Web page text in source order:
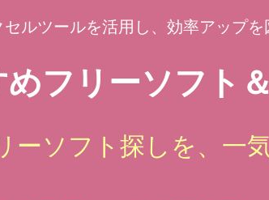
ルツールを活用し、効率アップ
フリーソフト
ーソフト探しを、一